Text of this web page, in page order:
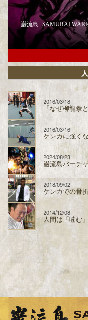
巌流島 -SAMURAI
2016/03/18
「なぜ柳龍拳
2016/03/16
ケンカに強く
2024/08/23
巌流島バーチ
2018/09/02
ケンカでの骨
2014/12/08
人間は「噛む